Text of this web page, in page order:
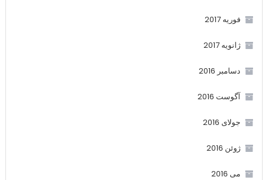
فوریه 2017
ژانویه 2017
دسامبر 2016
آگوست 2016
جولای 2016
ژوئن 2016
می 2016